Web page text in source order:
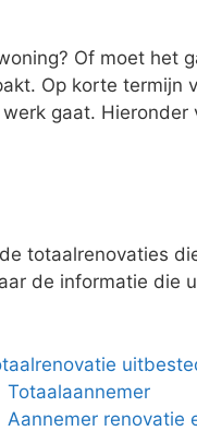
Of moet het
Op korte
gaat.
totaalrenovaties
de informatie die
Totaalaannemer
Aannemer renovatie